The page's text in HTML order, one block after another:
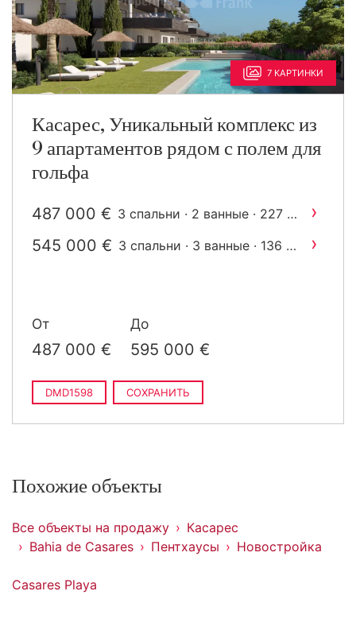
7 КАРТИНКИ
Касарес, Уникальный комплекс из
9 апартаментов рядом с полем для
гольфа
487 000 € 3 спальни · 2 ванные · 227 m ›
545 000 € 3 спальни · 3 ванные · 136 m ›
От
487 000 €
До
595 000 €
DMD1598 СОХРАНИТЬ
Похожие объекты
Все объекты на продажу
Касарес
Bahia de Casares
Пентхаусы Новостройка
Casares Playa